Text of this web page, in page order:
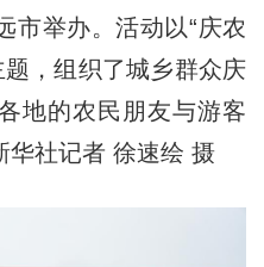
市举办。活动以“庆农
，组织了城乡群众庆
地的农民朋友与游客
华社记者 徐速绘 摄